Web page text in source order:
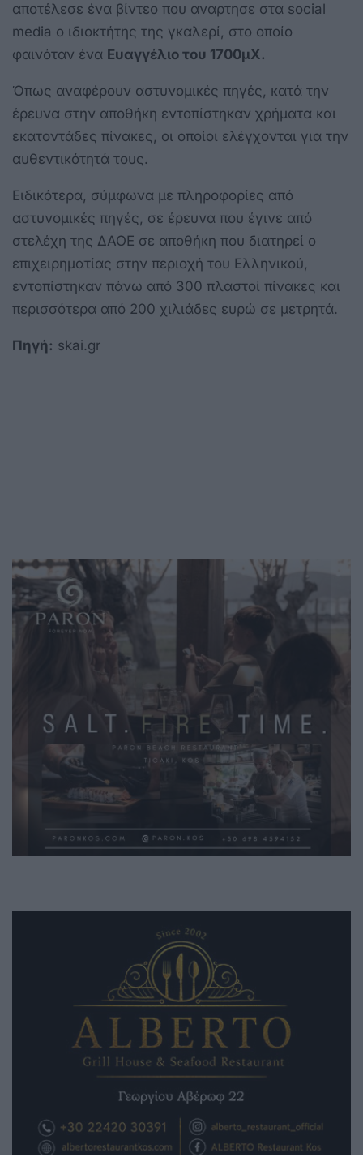
αποτέλεσε ένα βίντεο που αναρτησε στα social
media ο ιδιοκτήτης της γκαλερί, στο οποίο
φαινόταν ένα Ευαγγέλιο του 1700μΧ.
Όπως αναφέρουν αστυνομικές πηγές, κατά την
έρευνα στην αποθήκη εντοπίστηκαν χρήματα και
εκατοντάδες πίνακες, οι οποίοι ελέγχονται για την
αυθεντικότητά τους.
Ειδικότερα, σύμφωνα με πληροφορίες από
αστυνομικές πηγές, σε έρευνα που έγινε από
στελέχη της ΔΑΟΕ σε αποθήκη που διατηρεί ο
επιχειρηματίας στην περιοχή του Ελληνικού,
εντοπίστηκαν πάνω από 300 πλαστοί πίνακες και
περισσότερα από 200 χιλιάδες ευρώ σε μετρητά.
Πηγή: skai.gr